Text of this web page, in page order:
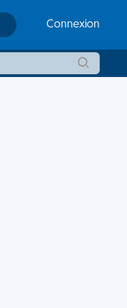
Connexion